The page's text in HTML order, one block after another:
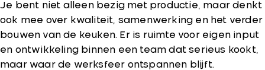
Je bent niet alleen bezig met productie, maar denkt
ook mee over kwaliteit, samenwerking en het verder
bouwen van de keuken. Er is ruimte voor eigen input
en ontwikkeling binnen een team dat serieus kookt,
maar waar de werksfeer ontspannen blijft.